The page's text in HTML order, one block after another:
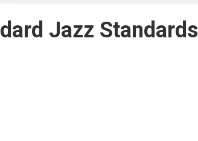
Jazz Standards